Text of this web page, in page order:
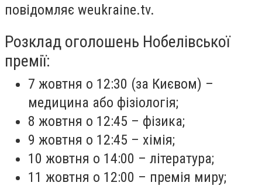
повідомляє weukraine.tv.
Розклад оголошень Нобелівської
премії:
7 жовтня о 12:30 (за Києвом) –
медицина або фізіологія;
8 жовтня о 12:45 – фізика;
9 жовтня о 12:45 – хімія;
10 жовтня о 14:00 – література;
11 жовтня о 12:00 – премія миру;